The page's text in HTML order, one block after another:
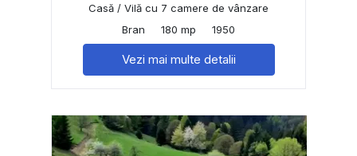
Casă / Vilă cu 7 camere de vânzare
Bran
180 mp 1950
Vezi mai multe detalii